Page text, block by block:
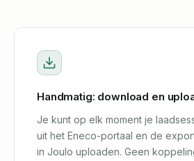
Handmatig: download en
Je kunt op elk moment je
uit het Eneco-portaal en de
in Joulo uploaden. Geen